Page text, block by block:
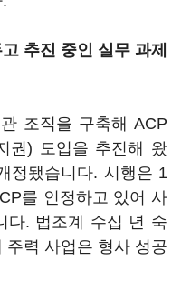
추진 중인 실무 과제
조직을 구축해 ACP
권) 도입을 추진해 왔
정됐습니다. 시행은 1
를 인정하고 있어 사
다. 법조계 수십 년 숙
주력 사업은 형사 성공